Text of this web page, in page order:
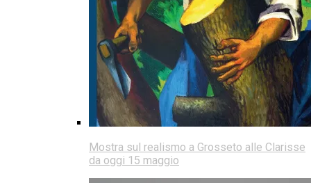
Mostra sul realismo a Grosseto alle Clarisse
da oggi 15 maggio